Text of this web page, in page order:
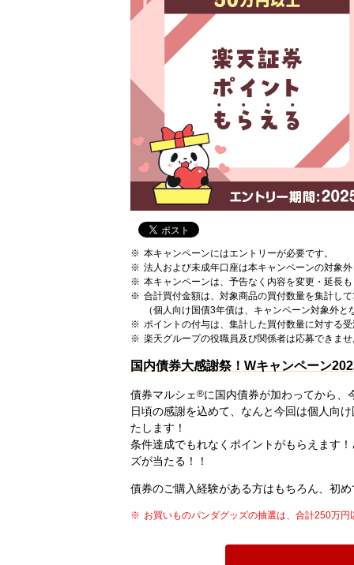
本キャンペーンにはエントリーが必要です。
法人および未成年口座は本キャンペーンの対象
本キャンペーンは、予告なく内容を変更・延長
合計買付金額は、対象商品の買付数量を集計し
（個人向け国債3年債は、キャンペーン対象外と
ポイントの付与は、集計した買付数量に対する
楽天グループの役職員及び関係者は応募できま
国内債券大感謝祭！Wキャンペーン
債券マルシェ ®に国内債券が加わってから、
日頃の感謝を込めて、なんと今回は個人向
たします！
条件達成でもれなくポイントがもらえます
ズが当たる！！
債券のご購入経験がある方はもちろん、初
お買いものパンダグッズの抽選は、合計250万